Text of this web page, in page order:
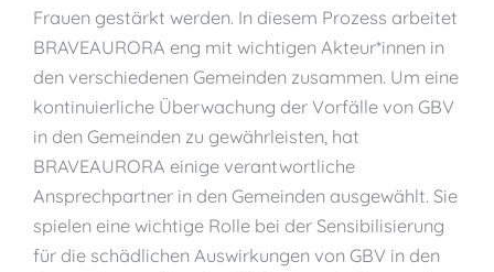
Frauen gestärkt werden. In diesem Prozess arbeitet
BRAVEAURORA eng mit wichtigen Akteur*innen in
den verschiedenen Gemeinden zusammen. Um eine
kontinuierliche Überwachung der Vorfälle von GBV
in den Gemeinden zu gewährleisten, hat
BRAVEAURORA einige verantwortliche
Ansprechpartner in den Gemeinden ausgewählt. Sie
spielen eine wichtige Rolle bei der Sensibilisierung
für die schädlichen Auswirkungen von GBV in den